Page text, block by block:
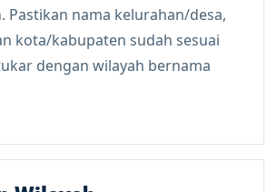
Pastikan nama kelurahan/desa,
kota/kabupaten sudah sesuai
dengan wilayah bernama